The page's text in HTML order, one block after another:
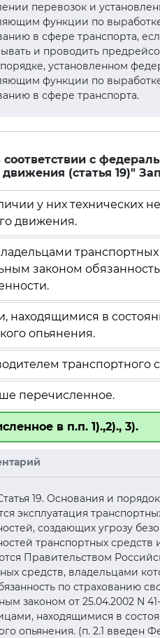
перевозок и
функции по
в сфере транспорта,
и проводить
установленном
функции по
в сфере транспорта.
соответствии с
(статья 19)"
у них технических
движения.
законом
находящимися в
опьянения.
перечисленное.
в п.п. 1).,2)., 3).
19. Основания и
эксплуатация
создающих угрозу
транспортных средств
Правительством
средств, владельцами
по страхованию
законом от 25.04.2002 N
находящимися в
опьянения. (п. 2.1 введен